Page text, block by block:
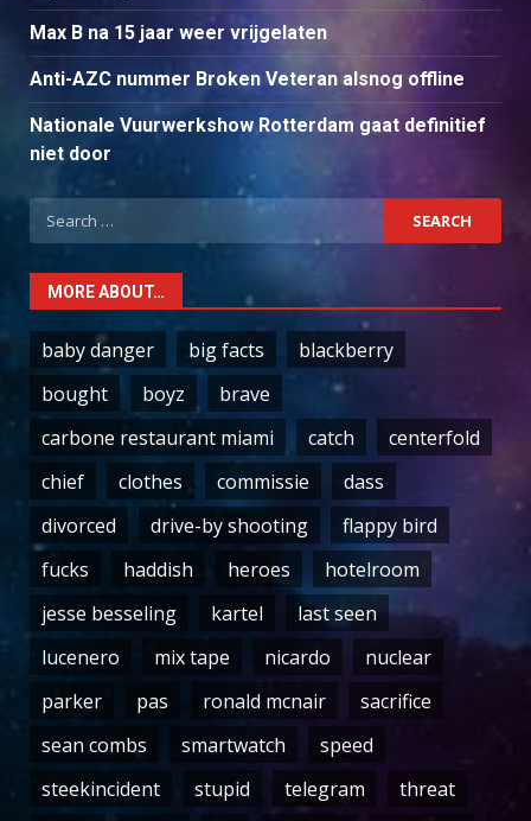
Max B na 15 jaar weer vrijgelaten
Anti-AZC nummer Broken Veteran alsnog offline
Nationale Vuurwerkshow Rotterdam gaat definitief
niet door
Search
for:
MORE ABOUT…
baby danger big facts
blackberry
bought
boyz
brave
carbone restaurant miami
catch
centerfold
chief
clothes commissie
dass
divorced
drive-by shooting
flappy bird
fucks
haddish heroes
hotelroom
jesse besseling
kartel
last seen
lucenero
mix tape nicardo
nuclear
parker
pas ronald mcnair
sacrifice
sean combs
smartwatch
speed
steekincident
stupid telegram
threat